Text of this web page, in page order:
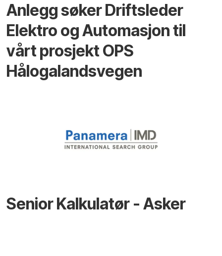
Anlegg søker Driftsleder
Elektro og Automasjon til
vårt prosjekt OPS
Hålogalandsvegen
Senior Kalkulatør - Asker